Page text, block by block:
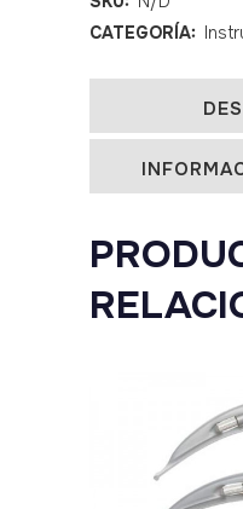
Scope
F.O.
LED
quantity
CATEGORÍA: